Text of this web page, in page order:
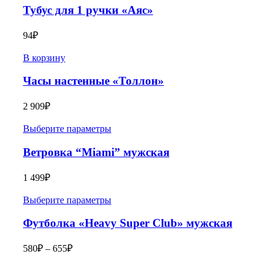
Тубус для 1 ручки «Аяс»
94₽
В корзину
Часы настенные «Толлон»
2 909₽
Выберите параметры
Ветровка “Miami” мужская
1 499₽
Выберите параметры
Футболка «Heavy Super Club» мужская
580₽ – 655₽